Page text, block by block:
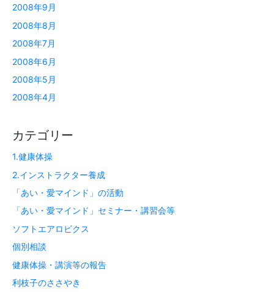
2008年9月
2008年8月
2008年7月
2008年6月
2008年5月
2008年4月
カテゴリー
1.健康体操
2.インストラクター養成
「あい・愛マインド」の活動
「あい・愛マインド」セミナー・講習会等
ソフトエアロビクス
個別相談
健康体操・講演等の報告
利枝子のささやき